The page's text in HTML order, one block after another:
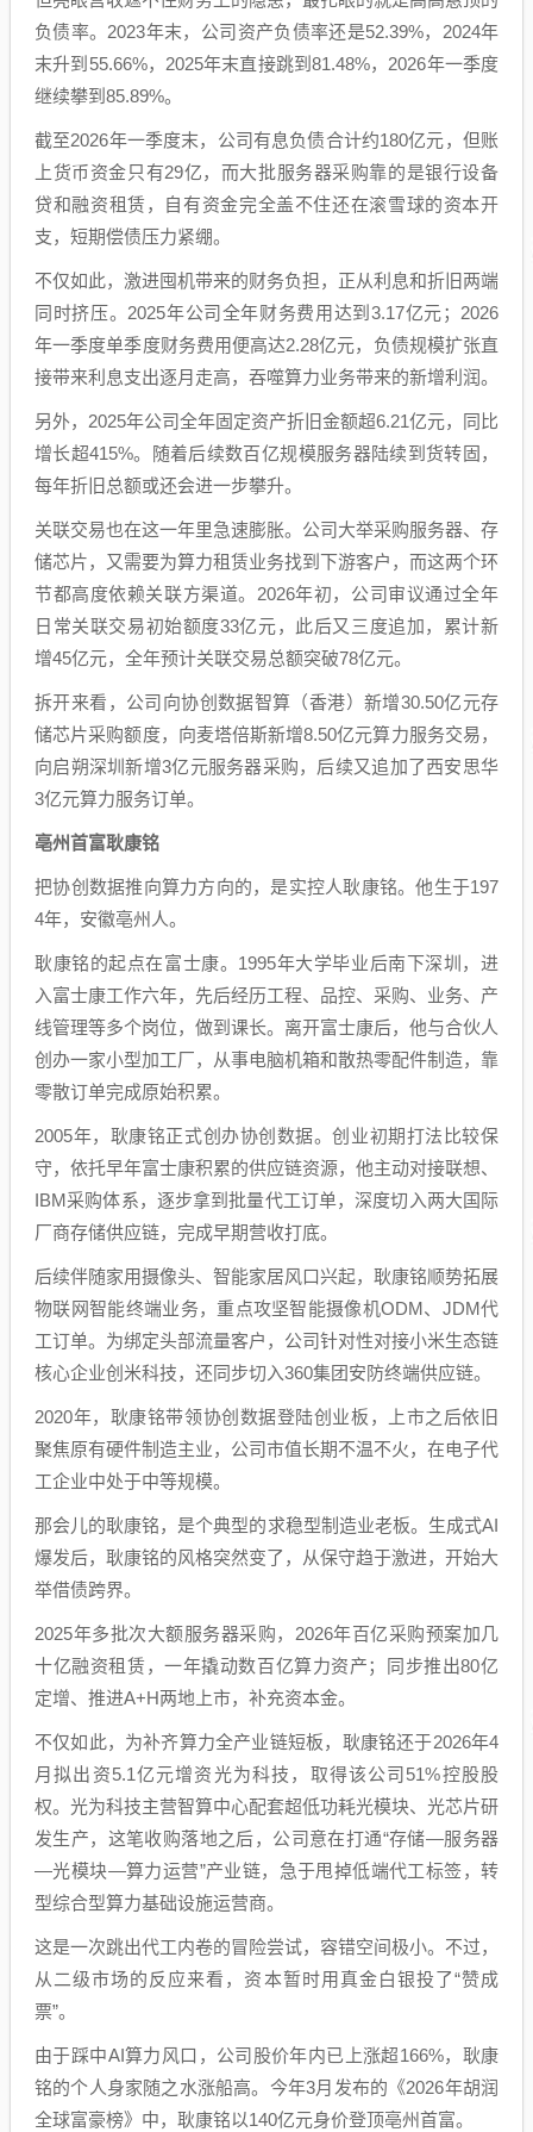
负债率。2023年末，公司资产负债率还是52.39%，2024年
末升到55.66%，2025年末直接跳到81.48%，2026年一季度
继续攀到85.89%。
截至2026年一季度末，公司有息负债合计约180亿元，但账
上货币资金只有29亿，而大批服务器采购靠的是银行设备
贷和融资租赁，自有资金完全盖不住还在滚雪球的资本开
支，短期偿债压力紧绷。
不仅如此，激进囤机带来的财务负担，正从利息和折旧两端
同时挤压。2025年公司全年财务费用达到3.17亿元；2026
年一季度单季度财务费用便高达2.28亿元，负债规模扩张直
接带来利息支出逐月走高，吞噬算力业务带来的新增利润。
另外，2025年公司全年固定资产折旧金额超6.21亿元，同比
增长超415%。随着后续数百亿规模服务器陆续到货转固，
每年折旧总额或还会进一步攀升。
关联交易也在这一年里急速膨胀。公司大举采购服务器、存
储芯片，又需要为算力租赁业务找到下游客户，而这两个环
节都高度依赖关联方渠道。2026年初，公司审议通过全年
日常关联交易初始额度33亿元，此后又三度追加，累计新
增45亿元，全年预计关联交易总额突破78亿元。
拆开来看，公司向协创数据智算（香港）新增30.50亿元存
储芯片采购额度，向麦塔倍斯新增8.50亿元算力服务交易，
向启朔深圳新增3亿元服务器采购，后续又追加了西安思华
3亿元算力服务订单。
亳州首富耿康铭
把协创数据推向算力方向的，是实控人耿康铭。他生于197
4年，安徽亳州人。
耿康铭的起点在富士康。1995年大学毕业后南下深圳，进
入富士康工作六年，先后经历工程、品控、采购、业务、产
线管理等多个岗位，做到课长。离开富士康后，他与合伙人
创办一家小型加工厂，从事电脑机箱和散热零配件制造，靠
零散订单完成原始积累。
2005年，耿康铭正式创办协创数据。创业初期打法比较保
守，依托早年富士康积累的供应链资源，他主动对接联想、
IBM采购体系，逐步拿到批量代工订单，深度切入两大国际
厂商存储供应链，完成早期营收打底。
后续伴随家用摄像头、智能家居风口兴起，耿康铭顺势拓展
物联网智能终端业务，重点攻坚智能摄像机ODM、JDM代
工订单。为绑定头部流量客户，公司针对性对接小米生态链
核心企业创米科技，还同步切入360集团安防终端供应链。
2020年，耿康铭带领协创数据登陆创业板，上市之后依旧
聚焦原有硬件制造主业，公司市值长期不温不火，在电子代
工企业中处于中等规模。
那会儿的耿康铭，是个典型的求稳型制造业老板。生成式AI
爆发后，耿康铭的风格突然变了，从保守趋于激进，开始大
举借债跨界。
2025年多批次大额服务器采购，2026年百亿采购预案加几
十亿融资租赁，一年撬动数百亿算力资产；同步推出80亿
定增、推进A+H两地上市，补充资本金。
不仅如此，为补齐算力全产业链短板，耿康铭还于2026年4
月拟出资5.1亿元增资光为科技，取得该公司51%控股股
权。光为科技主营智算中心配套超低功耗光模块、光芯片研
发生产，这笔收购落地之后，公司意在打通“存储—服务器
—光模块—算力运营”产业链，急于甩掉低端代工标签，转
型综合型算力基础设施运营商。
这是一次跳出代工内卷的冒险尝试，容错空间极小。不过，
从二级市场的反应来看，资本暂时用真金白银投了“赞成
票”。
由于踩中AI算力风口，公司股价年内已上涨超166%，耿康
铭的个人身家随之水涨船高。今年3月发布的《2026年胡润
全球富豪榜》中，耿康铭以140亿元身价登顶亳州首富。